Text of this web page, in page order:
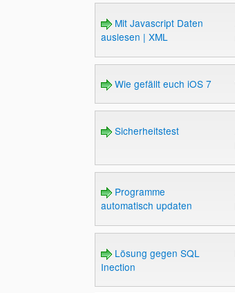
Mit Javascript Daten
auslesen | XML
Wie gefällt euch iOS 7
Sicherheitstest
Programme
automatisch updaten
Lösung gegen SQL
Inection